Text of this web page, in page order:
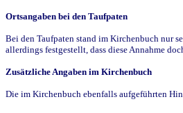
Ortsangaben bei den Taufpaten
Bei den Taufpaten stand im Kirchenbuch nur
allerdings festgestellt, dass diese Annahme
Zusätzliche Angaben im Kirchenbuch
Die im Kirchenbuch ebenfalls aufgeführten